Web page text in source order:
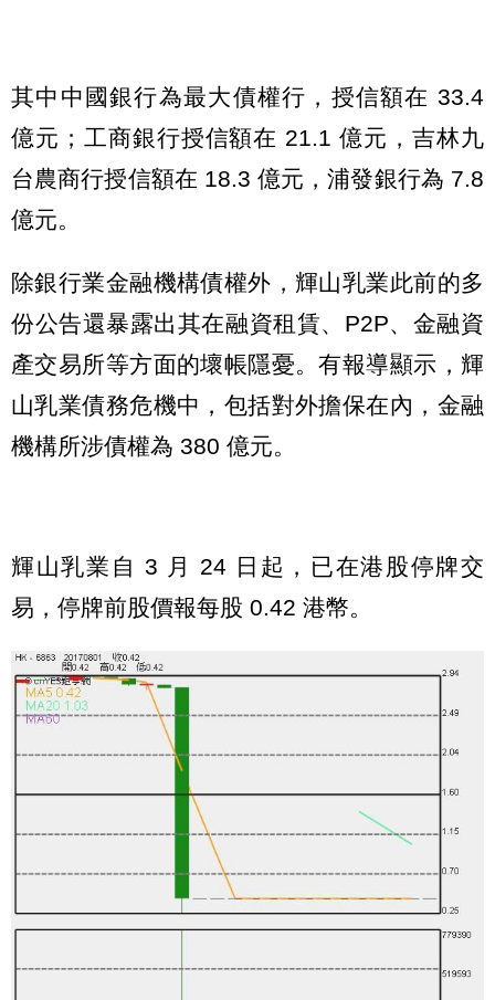
其中中國銀行為最大債權行，授信額在 33.4
億元；工商銀行授信額在 21.1 億元，吉林九
台農商行授信額在 18.3 億元，浦發銀行為 7.8
億元。
除銀行業金融機構債權外，輝山乳業此前的多
份公告還暴露出其在融資租賃、P2P、金融資
產交易所等方面的壞帳隱憂。有報導顯示，輝
山乳業債務危機中，包括對外擔保在內，金融
機構所涉債權為 380 億元。
輝山乳業自 3 月 24 日起，已在港股停牌交
易，停牌前股價報每股 0.42 港幣。